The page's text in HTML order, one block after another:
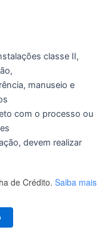
classe II,
manuseio e
com o processo ou
devem realizar
de Crédito. Saiba mais